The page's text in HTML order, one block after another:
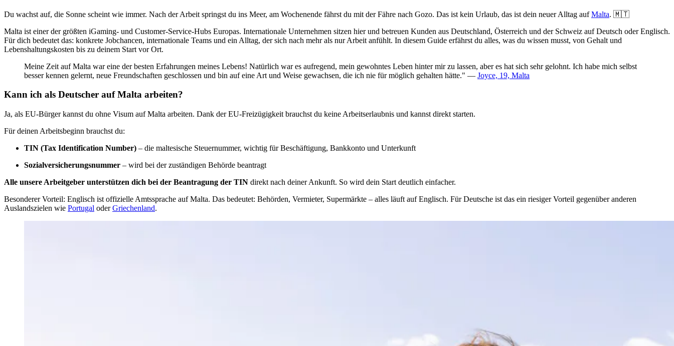
Du wachst auf, die Sonne scheint wie immer. Nach der Arbeit springst du ins Meer, am Wochenende fährst du mit der Fähre nach Gozo. Das ist kein Urlaub, das ist dein neuer Alltag aufMalta. 🇲🇹
Malta ist einer der größten iGaming- und Customer-Service-Hubs Europas. Internationale Unternehmen sitzen hier und betreuen Kunden aus Deutschland, Österreich und der Schweiz auf Deutsch oder Englisch.
Für dich bedeutet das: konkrete Jobchancen, internationale Teams und ein Alltag, der sich nach mehr als nur Arbeit anfühlt. In diesem Guide erfährst du alles, was du wissen musst, von Gehalt und
Lebenshaltungskosten bis zu deinem Start vor Ort.
Meine Zeit auf Malta war eine der besten Erfahrungen meines Lebens! Natürlich war es aufregend, mein gewohntes Leben hinter mir zu lassen, aber es hat sich sehr gelohnt. Ich habe mich selbst
besser kennen gelernt, neue Freundschaften geschlossen und bin auf eine Art und Weise gewachsen, die ich nie für möglich gehalten hätte." — Joyce, 19, Malta
Kann ich als Deutscher auf Malta arbeiten?
Ja, als EU-Bürger kannst du ohne Visum auf Malta arbeiten. Dank der EU-Freizügigkeit brauchst du keine Arbeitserlaubnis und kannst direkt starten.
Für deinen Arbeitsbeginn brauchst du:
TIN (Tax Identification Number) – die maltesische Steuernummer, wichtig für Beschäftigung, Bankkonto und Unterkunft
Sozialversicherungsnummer – wird bei der zuständigen Behörde beantragt
Alle unsere Arbeitgeber unterstützen dich bei der Beantragung der TIN direkt nach deiner Ankunft. So wird dein Start deutlich einfacher.
Besonderer Vorteil: Englisch ist offizielle Amtssprache auf Malta. Das bedeutet: Behörden, Vermieter, Supermärkte – alles läuft auf Englisch. Für Deutsche ist das ein riesiger Vorteil gegenüber anderen
Auslandszielen wie Portugal oderGriechenland.